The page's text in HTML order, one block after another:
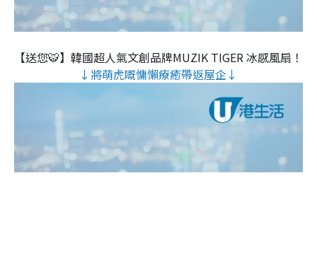
【送您🐯】韓國超人氣文創品牌MUZIK TIGER 冰感風扇！
↓將萌虎嘅慵懶療癒帶返屋企↓